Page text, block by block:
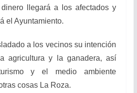
llegará a los afectados y
el Ayuntamiento.
a los vecinos su intención
agricultura y la ganadera, así
y el medio ambiente
cosas La Roza.